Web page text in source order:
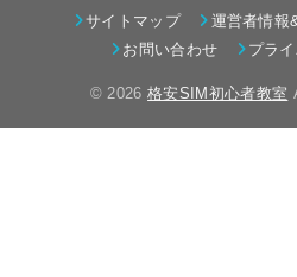
サイトマップ
運営者情報
お問い合わせ
プラ
© 2026格安SIM初心者教室